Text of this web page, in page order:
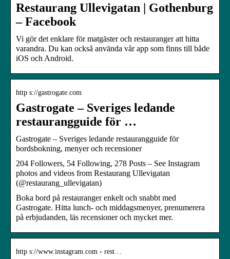
Restaurang Ullevigatan | Gothenburg
– Facebook
Vi gör det enklare för matgäster och restauranger att hitta
varandra. Du kan också använda vår app som finns till både
iOS och Android.
http s://gastrogate.com
Gastrogate – Sveriges ledande
restaurangguide för …
Gastrogate – Sveriges ledande restaurangguide för
bordsbokning, menyer och recensioner
204 Followers, 54 Following, 278 Posts – See Instagram
photos and videos from Restaurang Ullevigatan
(@restaurang_ullevigatan)
Boka bord på restauranger enkelt och snabbt med
Gastrogate. Hitta lunch- och middagsmenyer, prenumerera
på erbjudanden, läs recensioner och mycket mer.
http s://www.instagram.com › rest…